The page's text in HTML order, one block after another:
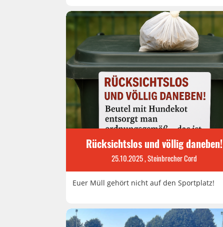
Rücksichtslos und völlig daneben!
25.10.2025, Steinbrecher Cord
Euer Müll gehört nicht auf den Sportplatz!